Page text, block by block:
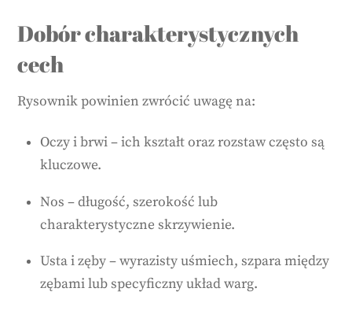
Dobór charakterystycznych
cech
Rysownik powinien zwrócić uwagę na:
Oczy i brwi – ich kształt oraz rozstaw często są
kluczowe.
Nos – długość, szerokość lub
charakterystyczne skrzywienie.
Usta i zęby – wyrazisty uśmiech, szpara między
zębami lub specyficzny układ warg.